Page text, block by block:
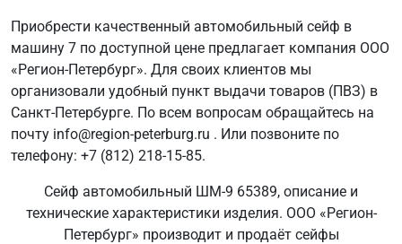
Приобрести качественный автомобильный сейф в
машину 7 по доступной цене предлагает компания ООО
«Регион-Петербург». Для своих клиентов мы
организовали удобный пункт выдачи товаров (ПВЗ) в
Санкт-Петербурге. По всем вопросам обращайтесь на
почту info@region-peterburg.ru . Или позвоните по
телефону: +7 (812) 218-15-85.
Сейф автомобильный ШМ-9 65389, описание и
технические характеристики изделия. ООО «Регион-
Петербург» производит и продаёт сейфы